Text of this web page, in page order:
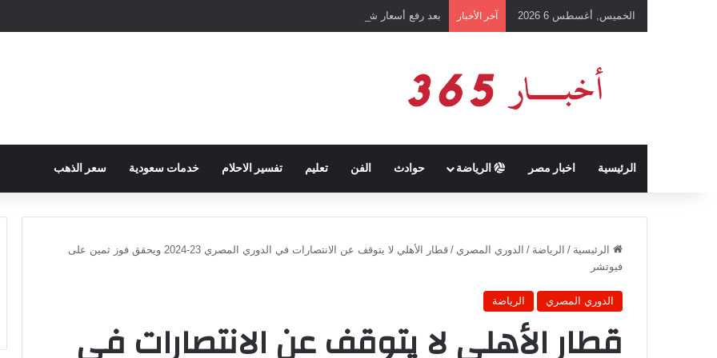
الخميس, أغسطس 6 2026 آخر الأخبار بعد رفع أسعار شرائح الكهرباء … وزارة التموين توجه تحذير لأصحاب المخابز من رفع أسعار الخبز
الرئيسية اخبار مصر الرياضة حوادث الفن تعليم تفسير الاحلام خدمات سعودية سعر الذهب
الرئيسية / الرياضة / الدوري المصري /
قطار الأهلي لا يتوقف عن الانتصارات في الدوري المصري 23-2024 ويحقق فوز ثمين على
فيوتشر
الدوري المصري الرياضة
قطار الأهلي لا يتوقف عن الانتصارات في